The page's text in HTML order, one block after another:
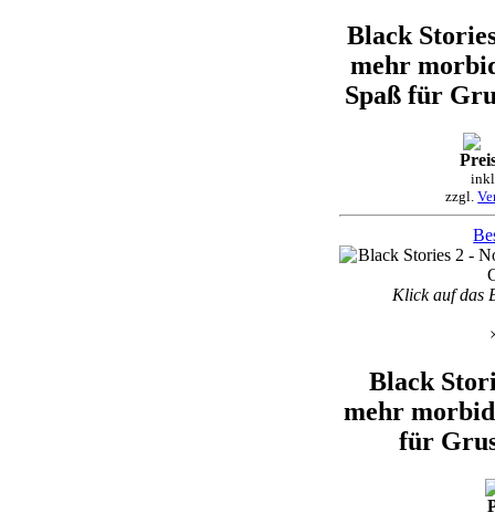
Black
mehr
Spaß für
zzgl.
Klick auf das
Black
mehr
für